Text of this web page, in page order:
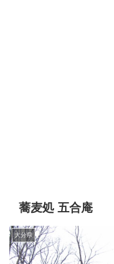
蕎麦処 五合庵
大分県